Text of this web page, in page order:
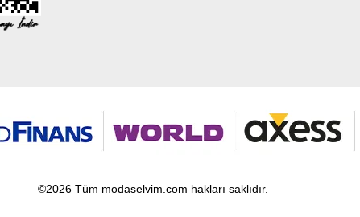
©2026 Tüm modaselvim.com hakları saklıdır.